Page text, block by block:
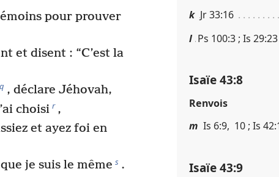
pour prouver
et disent : “C’est la
q , déclare Jéhovah,
choisi r ,
et ayez foi en
je suis le même s .
k Jr 33​:​16
l Ps 100​:​3 ; Is 29​:​23
Isaïe 43​:​8
Renvois
m Is 6​:​9, 10 ; Is
Isaïe 43​:​9